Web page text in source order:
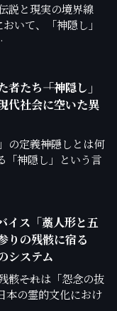
説と現実の境界線
いて、「神隠し」
たち――「神隠し」
代社会に空いた異
の定義――神隠しとは何
「神隠し」という言
イス「藁人形と五
りの残骸に宿る
システム
骸――それは「怨念の抜
本の霊的文化におけ